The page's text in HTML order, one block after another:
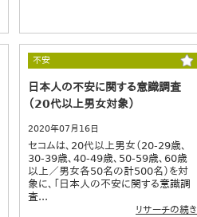
不安
日本人の不安に関する意識調査
（20代以上男女対象）
2020年07月16日
セコムは、20代以上男女（20-29歳、
30-39歳、40-49歳、50-59歳、60歳
以上／男女各50名の計500名）を対
象に、「日本人の不安に関する意識調
査...
リサーチの続き